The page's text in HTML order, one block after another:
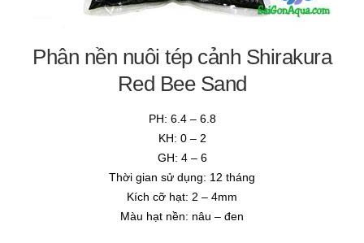
Phân nền nuôi tép cảnh Shirakura
Red Bee Sand
PH: 6.4 – 6.8
KH: 0 – 2
GH: 4 – 6
Thời gian sử dụng: 12 tháng
Kích cỡ hạt: 2 – 4mm
Màu hạt nền: nâu – đen